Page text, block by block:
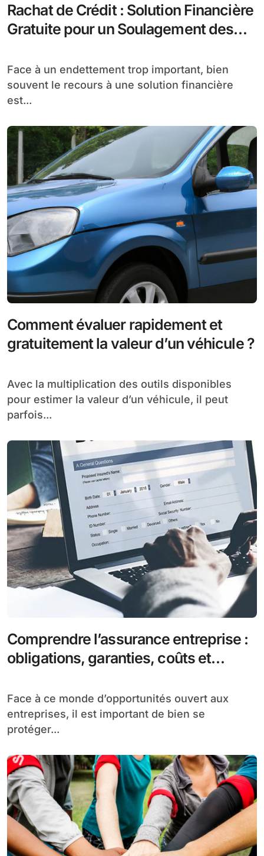
Rachat de Crédit : Solution Financière
Gratuite pour un Soulagement des
Face à un endettement trop important, bien
souvent le recours à une solution financière
est...
Comment évaluer rapidement et
gratuitement la valeur d’un véhicule ?
Avec la multiplication des outils disponibles
pour estimer la valeur d’un véhicule, il peut
parfois...
Comprendre l’assurance entreprise :
obligations, garanties, coûts et
Face à ce monde d’opportunités ouvert aux
entreprises, il est important de bien se
protéger...